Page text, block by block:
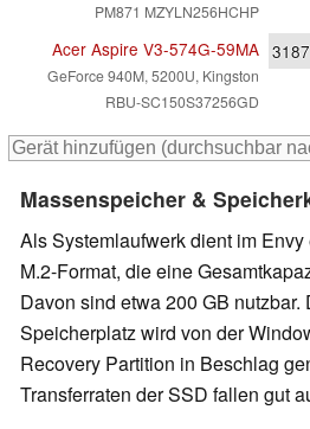
PM871 MZYLN256HCHP
Acer Aspire V3-574G-59MA
GeForce 940M, 5200U, Kingston
RBU-SC150S37256GD
3187
Massenspeicher &
Als Systemlaufwerk dient im
M.2-Format, die eine
Davon sind etwa 200 GB nutzbar.
Speicherplatz wird von der
Recovery Partition in Beschlag
Transferraten der SSD fallen gut